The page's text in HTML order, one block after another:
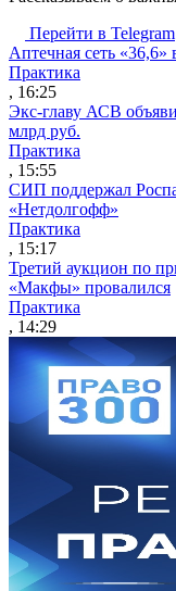
Перейти в Telegram
Аптечная сеть
Практика
, 16:25
Экс-главу АСВ
млрд руб.
Практика
, 15:55
СИП поддержал
«Нетдолгофф»
Практика
, 15:17
Третий аукцион по
«Макфы» провалился
Практика
, 14:29